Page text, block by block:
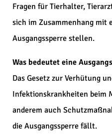
Fragen für Tierhalter,
sich im Zusammenhang mit
Ausgangssperre stellen.
Was bedeutet eine
Das Gesetz zur Verhütung
Infektionskrankheiten beim
anderem auch
die Ausgangssperre fällt.